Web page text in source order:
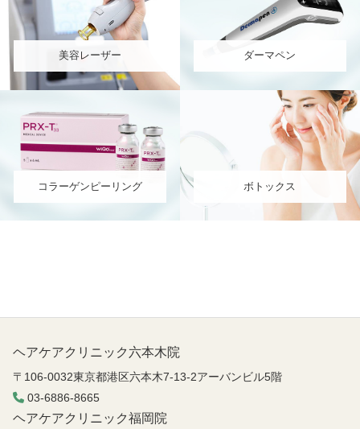
美容レーザー ダーマペン
コラーゲンピーリング ボトックス
ヘアケアクリニック六本木院
〒106-0032東京都港区六本木7-13-2アーバンビル5階
03-6886-8665
ヘアケアクリニック福岡院